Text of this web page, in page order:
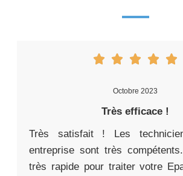
Octobre 2023
Très efficace !
Très satisfait ! Les
entreprise sont très
très rapide pour traiter votre